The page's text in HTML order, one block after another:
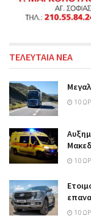
ΤΕΛΕΥΤΑΙΑ ΝΕΑ
10
10
10